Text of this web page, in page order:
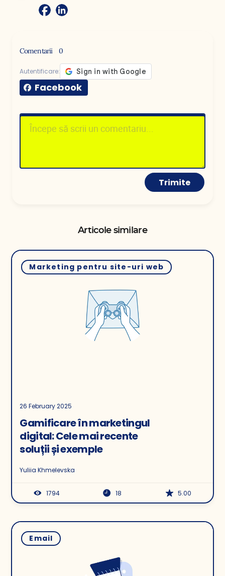
Comentarii 0
Autentificare:
Facebook
Trimite
Articole similare
Marketing pentru site-uri web
26 February 2025
Gamificare în marketingul
digital: Cele mai recente
soluții și exemple
Yuliia Khmelevska
1794 18 5.00
Email